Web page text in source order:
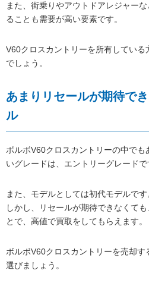
また、街乗りやアウトドアレジャー
ることも需要が高い要素です。
V60クロスカントリーを所有してい
でしょう。
あまりリセールが期待で
ル
ボルボV60クロスカントリーの中で
いグレードは、エントリーグレードで
また、モデルとしては初代モデルです
しかし、リセールが期待できなくて
とで、高値で買取をしてもらえます。
ボルボV60クロスカントリーを売却す
選びましょう。